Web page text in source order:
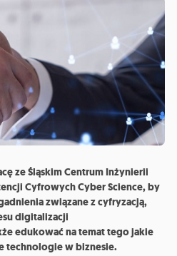
ze Śląskim Centrum Inżynierii
Cyfrowych Cyber Science, by
związane z cyfryzacją,
digitalizacji
edukować na temat tego jakie
technologie w biznesie.